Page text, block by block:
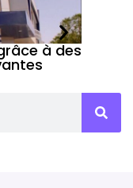
à des